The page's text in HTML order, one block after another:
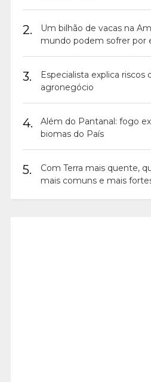
2.
Um bilhão de vacas na
mundo podem sofrer por
3.
Especialista explica riscos
agronegócio
4.
Além do Pantanal: fogo
biomas do País
5.
Com Terra mais quente,
mais comuns e mais